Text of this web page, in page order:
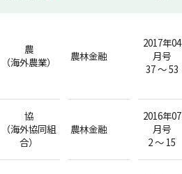
農
（海外農業）
農林金融
2017年04
月号
37 ～ 53
協
（海外協同組
合）
農林金融
2016年07
月号
2 ～ 15